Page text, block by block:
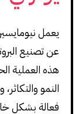
يعمل
عن تصنيع
هذه العملية
النمو
فعالة بشكل